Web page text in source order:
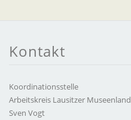
Kontakt
Koordinationsstelle
Arbeitskreis Lausitzer Museenland
Sven Vogt